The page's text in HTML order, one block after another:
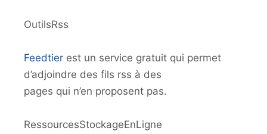
OutilsRss
Feedtier est un service gratuit qui permet
d’adjoindre des fils rss à des
pages qui n’en proposent pas.
RessourcesStockageEnLigne